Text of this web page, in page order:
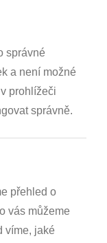
správné
a není možné
prohlížeči
správně.
přehled o
vás můžeme
víme, jaké